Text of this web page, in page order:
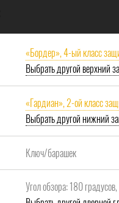
«Бордер», 4-ый класс
Выбрать другой верхний
«Гардиан», 2-ой класс
Выбрать другой нижний
Ключ/барашек
Угол обзора: 180